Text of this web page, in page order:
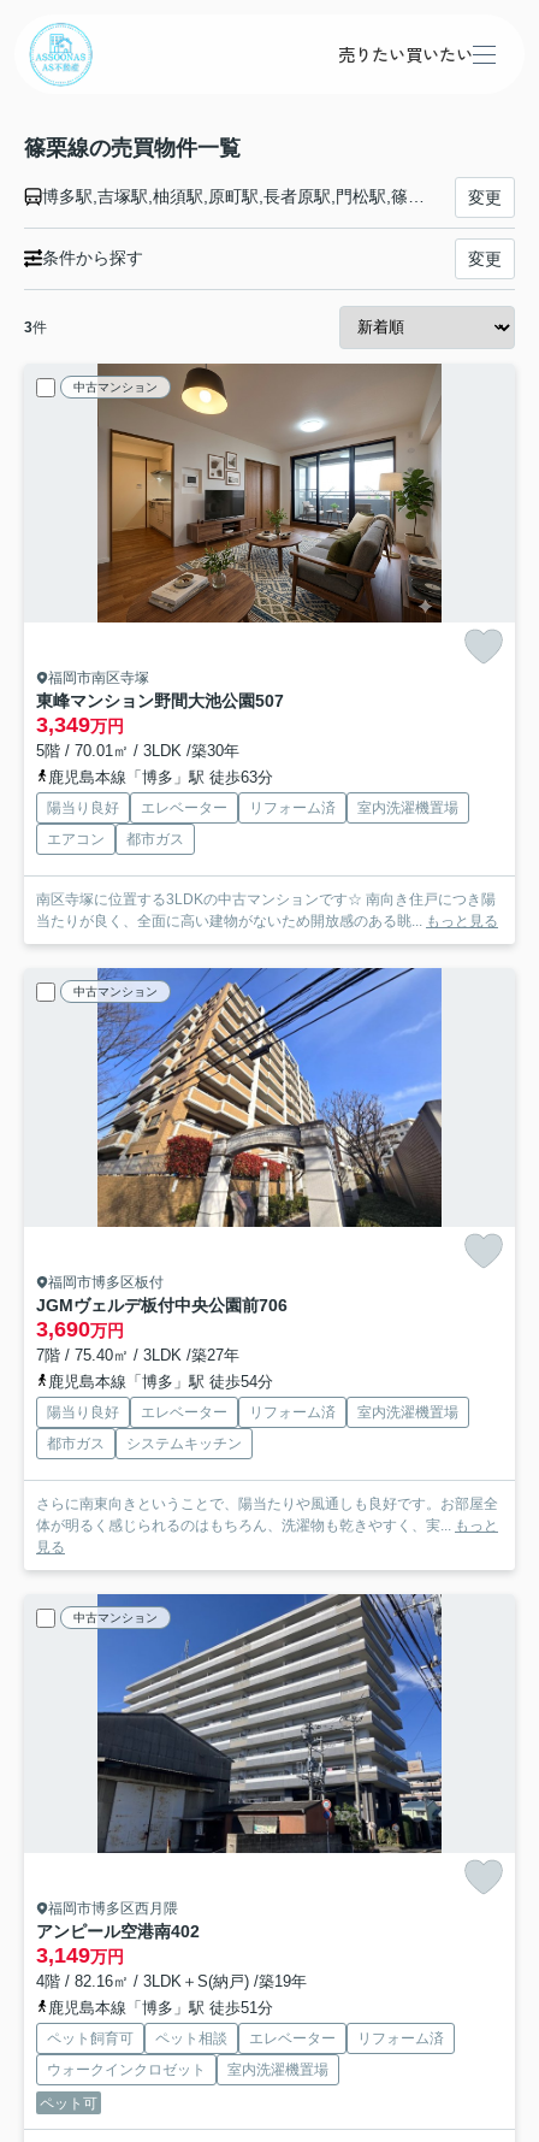
売りたい買いたい
篠栗線の売買物件一覧
変更
条件から探す 変更
3件
中古マンション
福岡市南区寺塚
東峰マンション野間大池公園507
3,349万円
5階 / 70.01㎡ / 3LDK /築30年
鹿児島本線「博多」駅 徒歩63分
陽当り良好 エレベーター リフォーム済
室内洗濯機置場
エアコン
都市ガス
南区寺塚に位置する3LDKの中古マンションです☆ 南向き住戸につき陽
当たりが良く、全面に高い建物がないため開放感のある眺...
もっと見る
中古マンション
福岡市博多区板付
JGMヴェルデ板付中央公園前706
3,690万円
7階 / 75.40㎡ / 3LDK /築27年
鹿児島本線「博多」駅 徒歩54分
陽当り良好 エレベーター リフォーム済
室内洗濯機置場
都市ガス
システムキッチン
さらに南東向きということで、陽当たりや風通しも良好です。お部屋全
体が明るく感じられるのはもちろん、洗濯物も乾きやすく、実...
もっと
見る
中古マンション
福岡市博多区西月隈
アンピール空港南402
3,149万円
4階 / 82.16㎡ / 3LDK＋S(納戸) /築19年
鹿児島本線「博多」駅 徒歩51分
ペット飼育可 ペット相談 エレベーター
リフォーム済
ウォークインクロゼット
室内洗濯機置場
ペット可